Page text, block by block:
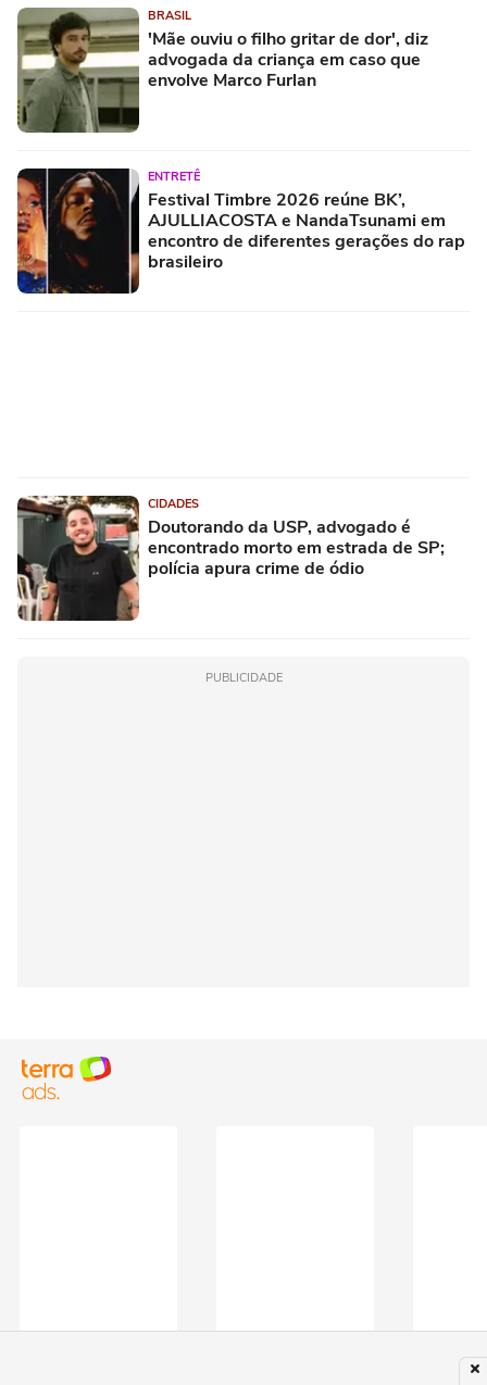
BRASIL
'Mãe ouviu o filho gritar de dor', diz
advogada da criança em caso que
envolve Marco Furlan
ENTRETÊ
Festival Timbre 2026 reúne BK’,
AJULLIACOSTA e NandaTsunami em
encontro de diferentes gerações do rap
brasileiro
CIDADES
Doutorando da USP, advogado é
encontrado morto em estrada de SP;
polícia apura crime de ódio
PUBLICIDADE